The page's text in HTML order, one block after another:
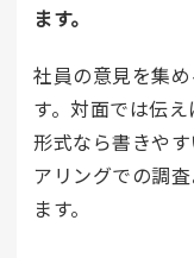
ます。
社員の意見を集
す。対面では伝
形式なら書きや
アリングでの調
ます。